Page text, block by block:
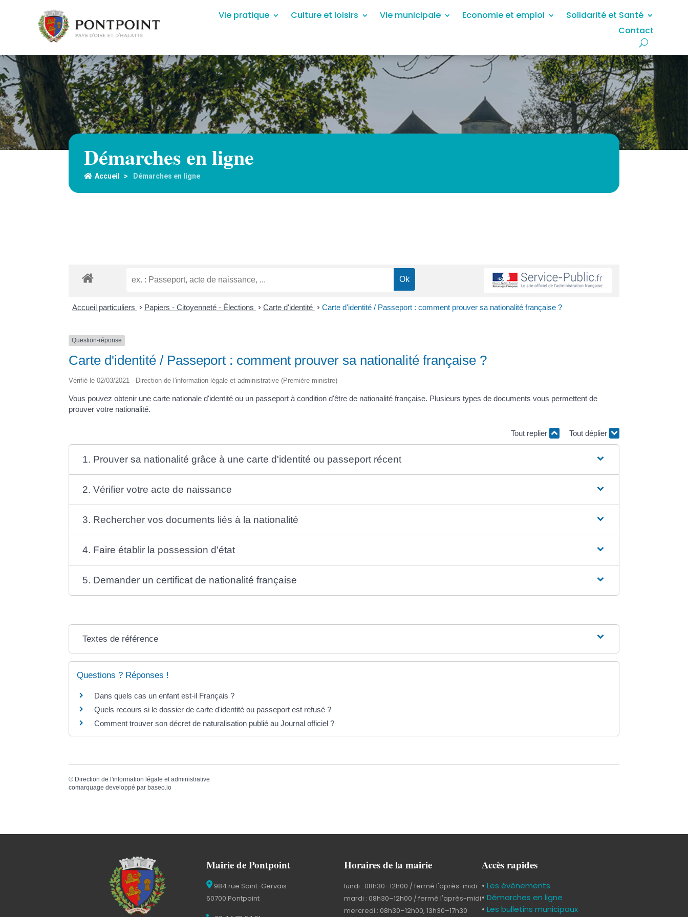
Vie pratique Culture et loisirs Vie municipale Economie et emploi
Solidarité et Santé
Contact
Démarches en ligne
Accueil > Démarches en ligne
Accueil particuliers > Papiers - Citoyenneté - Élections > Carte d'identité > Carte d'identité / Passeport : comment prouver sa nationalité française ?
Question-réponse
Carte d'identité / Passeport : comment prouver sa nationalité française ?
Vérifié le 02/03/2021 - Direction de l'information légale et administrative (Première ministre)
Vous pouvez obtenir une carte nationale d'identité ou un passeport à condition d'être de nationalité française. Plusieurs types de documents vous permettent de
prouver votre nationalité.
Tout replier Tout déplier
1. Prouver sa nationalité grâce à une carte d'identité ou passeport récent
2. Vérifier votre acte de naissance
3. Rechercher vos documents liés à la nationalité
4. Faire établir la possession d'état
5. Demander un certificat de nationalité française
Textes de référence
Questions ? Réponses !
Dans quels cas un enfant est-il Français ?
Quels recours si le dossier de carte d'identité ou passeport est refusé ?
Comment trouver son décret de naturalisation publié au Journal officiel ?
© Direction de l'information légale et administrative
comarquage developpé par baseo.io
Mairie de Pontpoint
984 rue Saint-Gervais
60700 Pontpoint
Horaires de la mairie
lundi : 08h30–12h00 / fermé l'après-midi
mardi : 08h30–12h00 / fermé l'après-midi
mercredi : 08h30–12h00, 13h30–17h30
Accès rapides
• Les évènements
• Démarches en ligne
• Les bulletins municipaux